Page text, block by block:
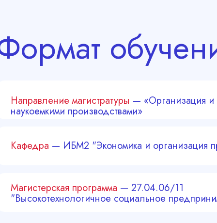
Направление магистратуры — «Организация и
наукоемкими производствами»
Кафедра — ИБМ2 "Экономика и организация
Магистерская программа — 27.04.06/11
"Высокотехнологичное социальное